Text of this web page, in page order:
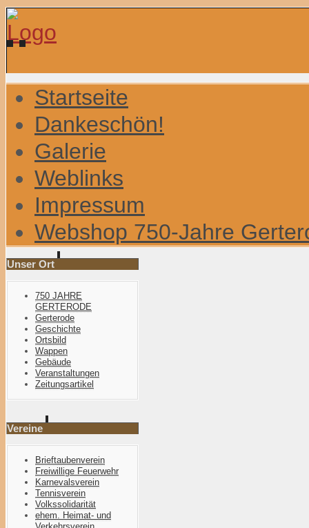
Startseite
Dankeschön!
Galerie
Weblinks
Impressum
Webshop 750-Jahre
Unser Ort
750 JAHRE
GERTERODE
Gerterode
Geschichte
Ortsbild
Wappen
Gebäude
Veranstaltungen
Zeitungsartikel
Vereine
Brieftaubenverein
Freiwillige Feuerwehr
Karnevalsverein
Tennisverein
Volkssolidarität
ehem. Heimat- und